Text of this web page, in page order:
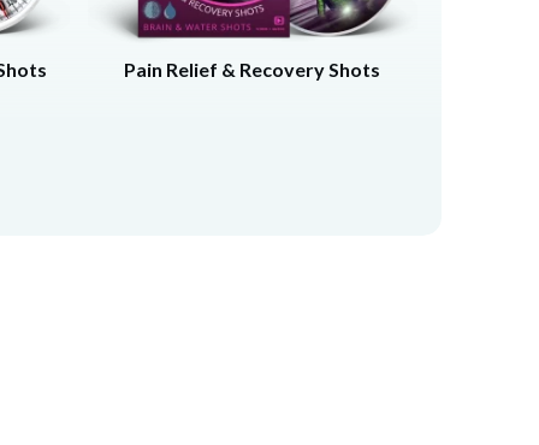
Pain Relief & Recovery Shots